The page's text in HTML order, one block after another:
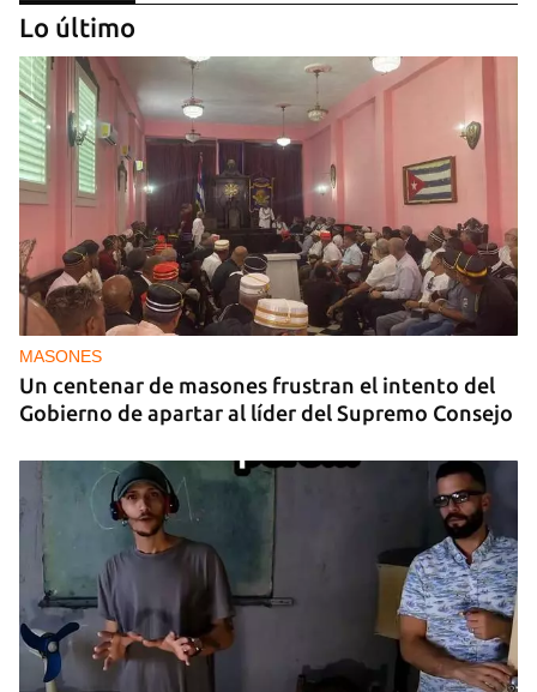
ROSTROS 2025
Leyanis Pérez, reina del triple salto
Lo último
MASONES
Un centenar de masones frustran el intento del
Gobierno de apartar al líder del Supremo Consejo